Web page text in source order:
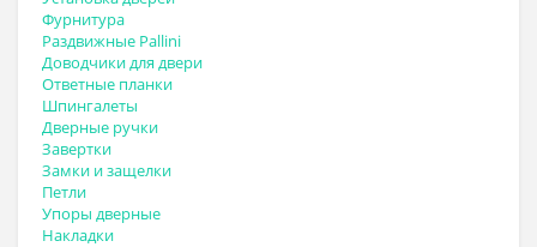
Фурнитура
Раздвижные Pallini
Доводчики для двери
Ответные планки
Шпингалеты
Дверные ручки
Завертки
Замки и защелки
Петли
Упоры дверные
Накладки